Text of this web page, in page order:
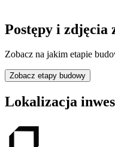
Postępy i zdjęcia
Zobacz na jakim etapie
Zobacz etapy budowy
Lokalizacja